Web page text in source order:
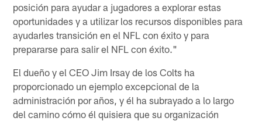
posición para ayudar a jugadores a explorar estas
oportunidades y a utilizar los recursos disponibles para
ayudarles transición en el NFL con éxito y para
prepararse para salir el NFL con éxito."
El dueño y el CEO Jim Irsay de los Colts ha
proporcionado un ejemplo excepcional de la
administración por años, y él ha subrayado a lo largo
del camino cómo él quisiera que su organización